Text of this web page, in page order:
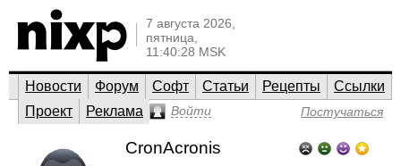
7 августа 2026,
пятница,
11:40:28 MSK
Новости Форум Софт Статьи Рецепты
Ссылки
Проект
Реклама Войти Постучаться
CronAcronis